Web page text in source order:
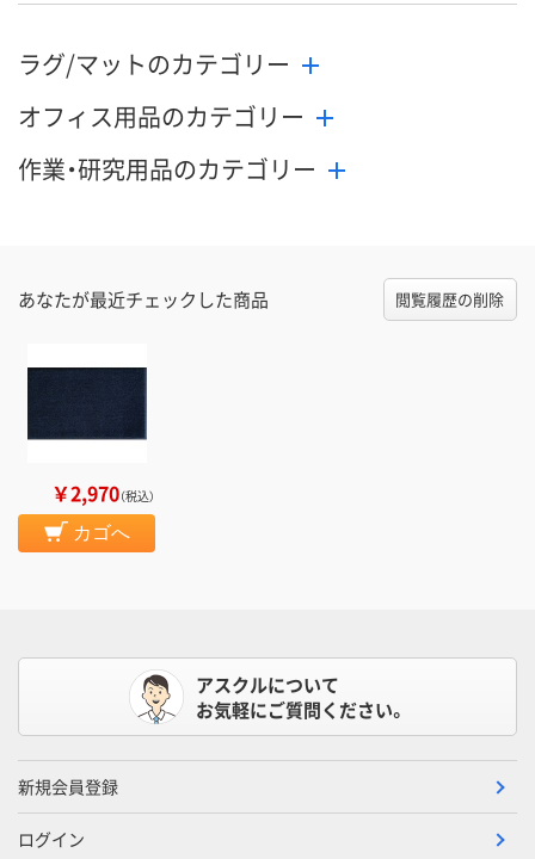
ラグ/マットのカテゴリー
オフィス用品のカテゴリー
作業・研究用品のカテゴリー
あなたが最近チェックした商品 閲覧履歴の削除
￥2,970（税込）
カゴへ
アスクルについて
お気軽にご質問ください。
新規会員登録
ログイン